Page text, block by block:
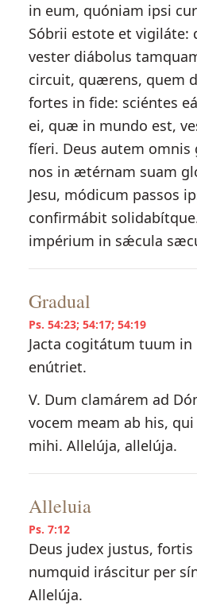
in eum, quóniam ipsi
Sóbrii estote et vigiláte:
vester diábolus
circuit, quærens, quem
fortes in fide: sciéntes
ei, quæ in mundo est,
fíeri. Deus autem
nos in ætérnam suam
Jesu, módicum passos
confirmábit
impérium in sǽcula
Gradual
Ps. 54:23; 54:17; 54:19
Jacta cogitátum tuum
enútriet.
V. Dum clamárem ad
vocem meam ab his,
mihi. Allelúja, allelúja.
Alleluia
Ps. 7:12
Deus judex justus,
numquid iráscitur per
Allelúja.